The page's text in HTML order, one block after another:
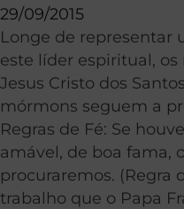
29/09/2015
Longe de representar
este líder espiritual,
Jesus Cristo dos
mórmons seguem a
Regras de Fé: Se
amável, de boa fama,
procuraremos. (Regra
trabalho que o Papa